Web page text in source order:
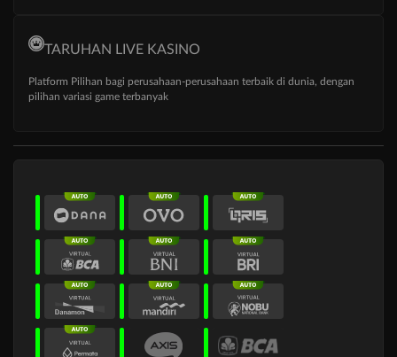
TARUHAN LIVE KASINO
Platform Pilihan bagi perusahaan-perusahaan terbaik di dunia, dengan
pilihan variasi game terbanyak